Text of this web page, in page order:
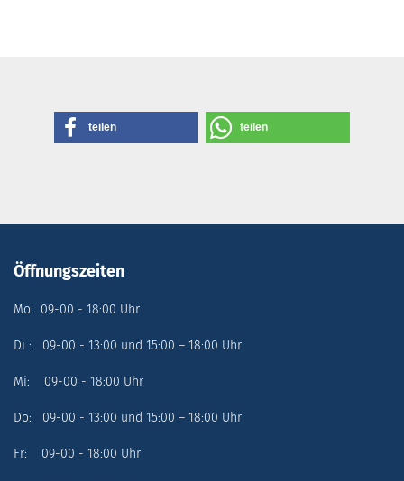
teilen teilen
Öffnungszeiten
Mo: 09-00 - 18:00 Uhr
Di : 09-00 - 13:00 und 15:00 – 18:00 Uhr
Mi: 09-00 - 18:00 Uhr
Do: 09-00 - 13:00 und 15:00 – 18:00 Uhr
Fr: 09-00 - 18:00 Uhr